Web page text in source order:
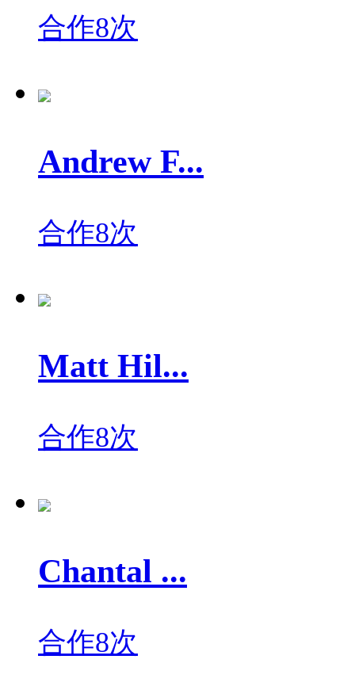
合作8次
Andrew F...
合作8次
Matt Hil...
合作8次
Chantal ...
合作8次